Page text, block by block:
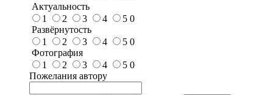
Актуальность
1
2 3 4 5 0
Развёрнутость
1
2 3 4 5 0
Фотография
1
2 3 4 5 0
Пожелания автору